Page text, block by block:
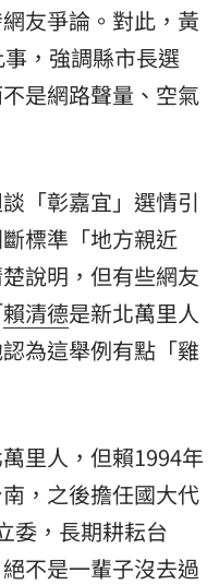
友爭論。對此，黃
，強調縣市長選
是網路聲量、空氣
「彰嘉宜」選情引
標準「地方親近
說明，但有些網友
賴清德是新北萬里人
為這舉例有點「雞
里人，但賴1994年
，之後擔任國大代
委，長期耕耘台
不是一輩子沒去過